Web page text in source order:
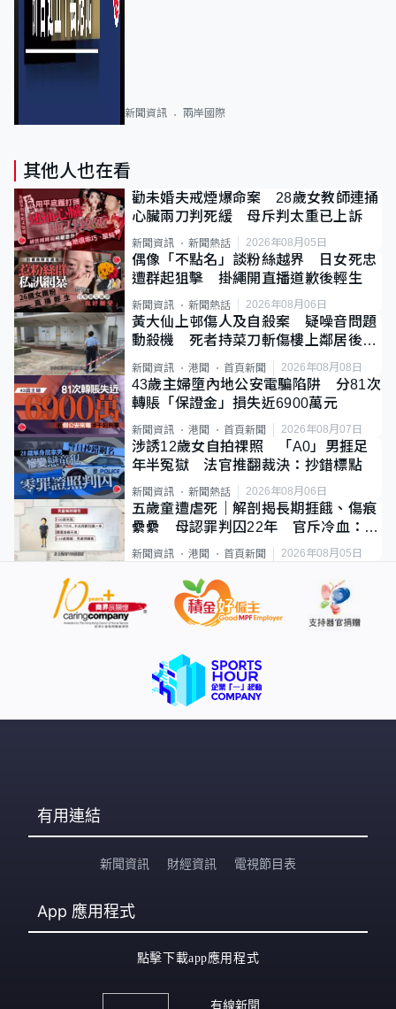
新聞資訊 兩岸國際
其他人也在看
勸未婚夫戒煙爆命案 28歲女教師連捅
心臟兩刀判死緩 母斥判太重已上訴
新聞資訊 新聞熱話 2026年08月05日
偶像「不點名」談粉絲越界 日女死忠
遭群起狙擊 掛繩開直播道歉後輕生
新聞資訊 新聞熱話 2026年08月06日
黃大仙上邨傷人及自殺案 疑噪音問題
動殺機 死者持菜刀斬傷樓上鄰居後墮
新聞資訊 港聞 首頁新聞 2026年08月08日
43歲主婦墮內地公安電騙陷阱 分81次
轉賬「保證金」損失近6900萬元
新聞資訊 港聞 首頁新聞 2026年08月07日
涉誘12歲女自拍祼照 「A0」男捱足
年半冤獄 法官推翻裁決：抄錯標點
新聞資訊 新聞熱話 2026年08月06日
五歲童遭虐死｜解剖揭長期捱餓、傷痕
纍纍 母認罪判囚22年 官斥冷血：同
類案最惡劣
新聞資訊 港聞 首頁新聞 2026年08月05日
有用連結
新聞資訊 財經資訊 電視節目表
App 應用程式
點擊下載app應用程式
有線新聞